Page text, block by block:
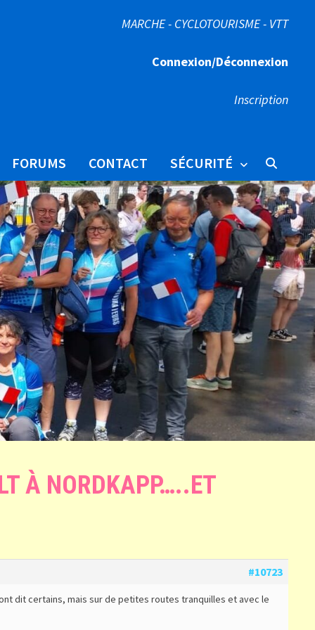
MARCHE - CYCLOTOURISME - VTT
Connexion/Déconnexion
Inscription
FORUMS CONTACT SÉCURITÉ
À NORDKAPP…..ET
#10723
dit certains, mais sur de petites routes tranquilles et avec le